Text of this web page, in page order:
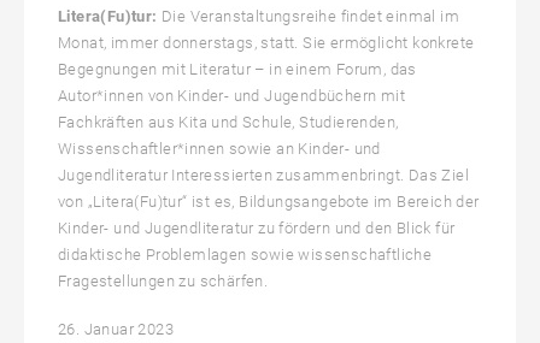
Litera(Fu)tur: Die Veranstaltungsreihe findet einmal im
Monat, immer donnerstags, statt. Sie ermöglicht konkrete
Begegnungen mit Literatur – in einem Forum, das
Autor*innen von Kinder- und Jugendbüchern mit
Fachkräften aus Kita und Schule, Studierenden,
Wissenschaftler*innen sowie an Kinder- und
Jugendliteratur Interessierten zusammenbringt. Das Ziel
von „Litera(Fu)tur“ ist es, Bildungsangebote im Bereich der
Kinder- und Jugendliteratur zu fördern und den Blick für
didaktische Problemlagen sowie wissenschaftliche
Fragestellungen zu schärfen.
26. Januar 2023